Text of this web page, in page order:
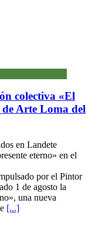
colectiva «El
de Arte Loma del
en Landete
eterno» en el
por el Pintor
1 de agosto la
una nueva
[...]